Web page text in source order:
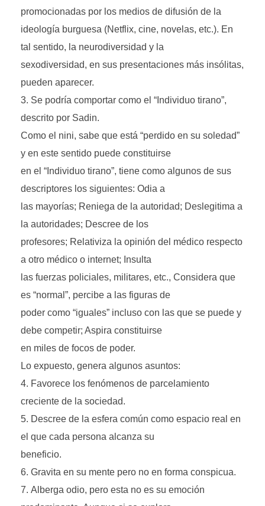
promocionadas por los medios de difusión de la
ideología burguesa (Netflix, cine, novelas, etc.). En
tal sentido, la neurodiversidad y la
sexodiversidad, en sus presentaciones más insólitas,
pueden aparecer.
Se podría comportar como el “Individuo tirano”,
descrito por Sadin.
Como el nini, sabe que está “perdido en su soledad”
y en este sentido puede constituirse
en el “Individuo tirano”, tiene como algunos de sus
descriptores los siguientes: Odia a
las mayorías; Reniega de la autoridad; Deslegitima a
la autoridades; Descree de los
profesores; Relativiza la opinión del médico respecto
a otro médico o internet; Insulta
las fuerzas policiales, militares, etc., Considera que
es “normal”, percibe a las figuras de
poder como “iguales” incluso con las que se puede y
debe competir; Aspira constituirse
en miles de focos de poder.
Lo expuesto, genera algunos asuntos:
Favorece los fenómenos de parcelamiento
creciente de la sociedad.
Descree de la esfera común como espacio real en
el que cada persona alcanza su
beneficio.
Gravita en su mente pero no en forma conspicua.
Alberga odio, pero esta no es su emoción